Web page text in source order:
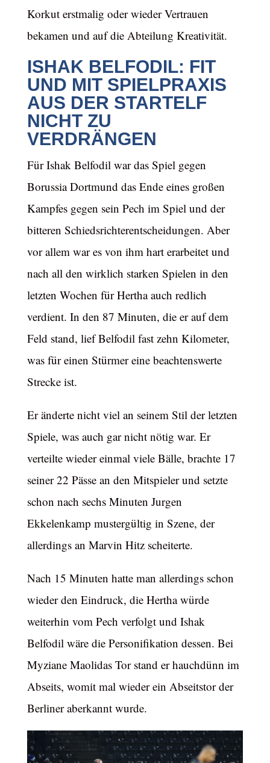
Korkut erstmalig oder wieder Vertrauen
bekamen und auf die Abteilung Kreativität.
ISHAK BELFODIL: FIT
UND MIT SPIELPRAXIS
AUS DER STARTELF
NICHT ZU
VERDRÄNGEN
Für Ishak Belfodil war das Spiel gegen
Borussia Dortmund das Ende eines großen
Kampfes gegen sein Pech im Spiel und der
bitteren Schiedsrichterentscheidungen. Aber
vor allem war es von ihm hart erarbeitet und
nach all den wirklich starken Spielen in den
letzten Wochen für Hertha auch redlich
verdient. In den 87 Minuten, die er auf dem
Feld stand, lief Belfodil fast zehn Kilometer,
was für einen Stürmer eine beachtenswerte
Strecke ist.
Er änderte nicht viel an seinem Stil der letzten
Spiele, was auch gar nicht nötig war. Er
verteilte wieder einmal viele Bälle, brachte 17
seiner 22 Pässe an den Mitspieler und setzte
schon nach sechs Minuten Jurgen
Ekkelenkamp mustergültig in Szene, der
allerdings an Marvin Hitz scheiterte.
Nach 15 Minuten hatte man allerdings schon
wieder den Eindruck, die Hertha würde
weiterhin vom Pech verfolgt und Ishak
Belfodil wäre die Personifikation dessen. Bei
Myziane Maolidas Tor stand er hauchdünn im
Abseits, womit mal wieder ein Abseitstor der
Berliner aberkannt wurde.